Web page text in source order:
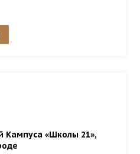
Кампуса «Школы 21»,